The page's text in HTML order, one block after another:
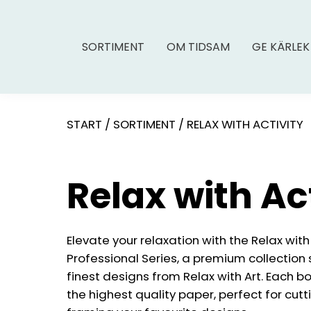
SORTIMENT OM TIDSAM GE
START / SORTIMENT / RELAX WITH ACTIVITY
Relax with
Elevate your relaxation with the Relax
Professional Series, a premium
finest designs from Relax with Art. Each
the highest quality paper, perfect for